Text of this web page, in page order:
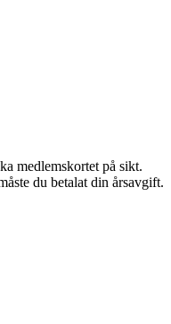
medlemskortet på sikt.
du betalat din årsavgift.